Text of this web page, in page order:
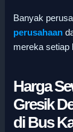
Banyak
perusahaan
mereka setiap
Harga
Gresik
di Bus